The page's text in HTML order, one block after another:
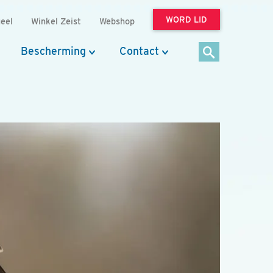
Winkel Zeist Webshop WORD LID
Bescherming Contact